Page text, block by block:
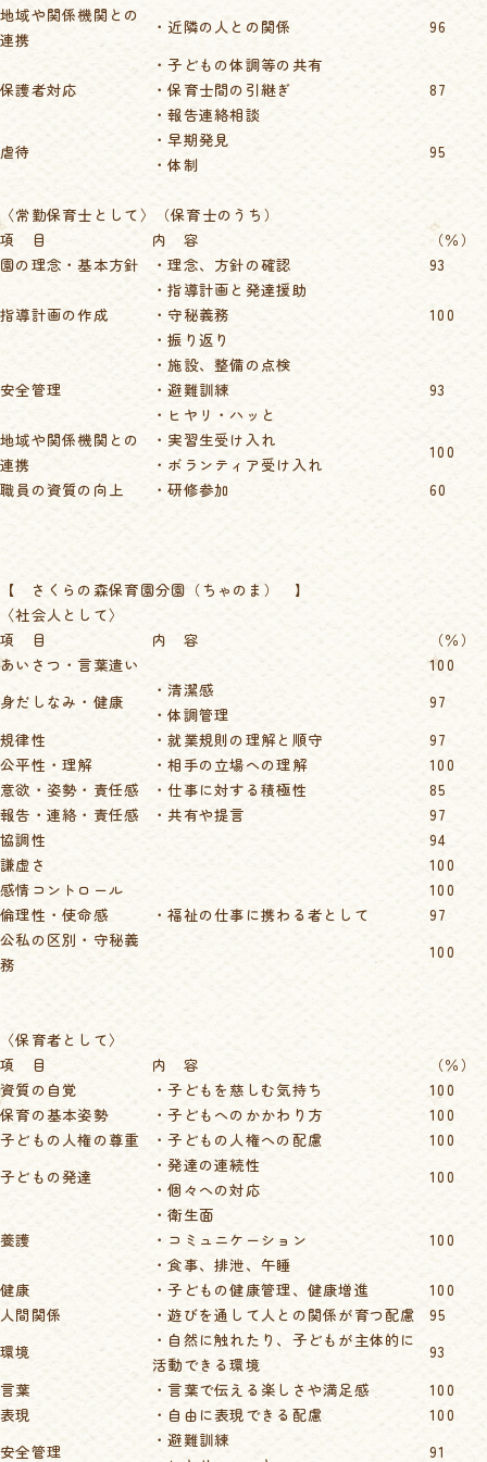
地域や関係機関との
連携
・近隣の人との関係 96
保護者対応
・子どもの体調等の共有
・保育士間の引継ぎ
・報告連絡相談
87
虐待
・早期発見
・体制
95
〈常勤保育士として〉（保育士のうち）
項 目
内 容
（％）
園の理念・基本方針
・理念、方針の確認 93
指導計画の作成
・指導計画と発達援助
・守秘義務
・振り返り
100
安全管理
・施設、整備の点検
・避難訓練
・ヒヤリ・ハッと
93
地域や関係機関との
連携
・実習生受け入れ
・ボランティア受け入れ
100
職員の資質の向上
・研修参加 60
【 さくらの森保育園分園（ちゃのま） 】
〈社会人として〉
項 目
内 容
（％）
あいさつ・言葉遣い
100
身だしなみ・健康
・清潔感
・体調管理
97
規律性
・就業規則の理解と順守
97
公平性・理解
・相手の立場への理解
100
意欲・姿勢・責任感
・仕事に対する積極性
85
報告・連絡・責任感
・共有や提言
97
協調性
94
謙虚さ
100
感情コントロール
100
倫理性・使命感
・福祉の仕事に携わる者として
97
公私の区別・守秘義
務
100
〈保育者として〉
項 目
内 容
（％）
資質の自覚
・子どもを慈しむ気持ち
100
保育の基本姿勢
・子どもへのかかわり方
100
子どもの人権の尊重
・子どもの人権への配慮
100
子どもの発達
・発達の連続性
・個々への対応
100
養護
・衛生面
・コミュニケーション
・食事、排泄、午睡
100
健康 ・子どもの健康管理、健康増進
100
人間関係
・遊びを通して人との関係が育つ配慮
95
環境
・自然に触れたり、子どもが主体的に
活動できる環境
93
言葉
・言葉で伝える楽しさや満足感
100
表現
・自由に表現できる配慮
100
安全管理
・避難訓練
91